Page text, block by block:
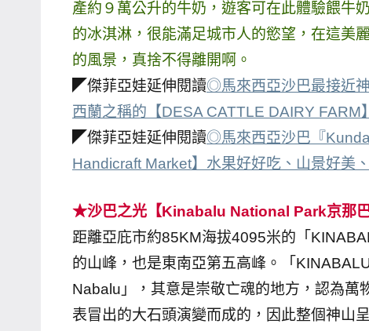
產約９萬公升的牛奶，遊客可在此體驗餵牛
的冰淇淋，很能滿足城市人的慾望，在這美
的風景，真捨不得離開啊。
◤傑菲亞娃延伸閱讀◎馬來西亞沙巴最接近
西蘭之稱的【DESA CATTLE DAIRY FARM
◤傑菲亞娃延伸閱讀◎馬來西亞沙巴『
Handicraft Market】水果好好吃、山景好美
★沙巴之光【Kinabalu National Park京那
距離亞庇市約85KM海拔4095米的「
的山峰，也是東南亞第五高峰。「
Nabalu」，其意是崇敬亡魂的地方，認為
表冒出的大石頭演變而成的，因此整個神山